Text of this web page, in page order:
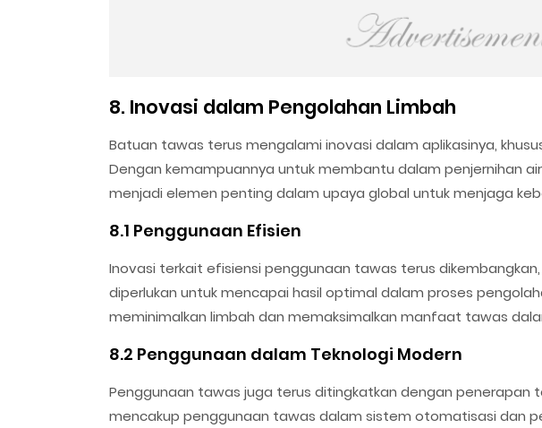
8. Inovasi dalam Pengolahan Limbah
Batuan tawas terus mengalami inovasi dalam aplikasinya,
Dengan kemampuannya untuk membantu dalam penjernihan
menjadi elemen penting dalam upaya global untuk menjaga
8.1 Penggunaan Efisien
Inovasi terkait efisiensi penggunaan tawas terus
diperlukan untuk mencapai hasil optimal dalam proses
meminimalkan limbah dan memaksimalkan manfaat tawas
8.2 Penggunaan dalam Teknologi Modern
Penggunaan tawas juga terus ditingkatkan dengan penerapan
mencakup penggunaan tawas dalam sistem otomatisasi dan